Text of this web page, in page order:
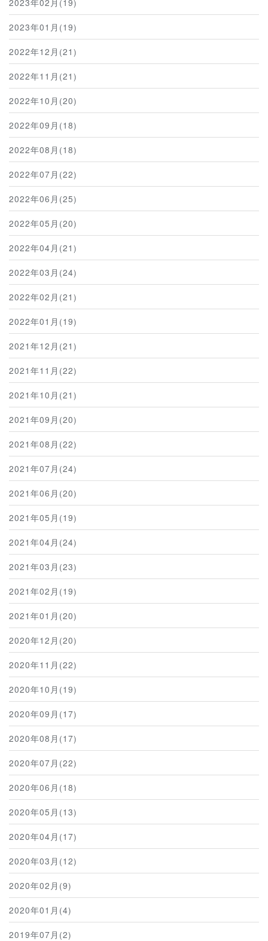
2023年01月(19)
2022年12月(21)
2022年11月(21)
2022年10月(20)
2022年09月(18)
2022年08月(18)
2022年07月(22)
2022年06月(25)
2022年05月(20)
2022年04月(21)
2022年03月(24)
2022年02月(21)
2022年01月(19)
2021年12月(21)
2021年11月(22)
2021年10月(21)
2021年09月(20)
2021年08月(22)
2021年07月(24)
2021年06月(20)
2021年05月(19)
2021年04月(24)
2021年03月(23)
2021年02月(19)
2021年01月(20)
2020年12月(20)
2020年11月(22)
2020年10月(19)
2020年09月(17)
2020年08月(17)
2020年07月(22)
2020年06月(18)
2020年05月(13)
2020年04月(17)
2020年03月(12)
2020年02月(9)
2020年01月(4)
2019年07月(2)